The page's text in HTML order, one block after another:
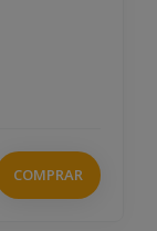
COMPRAR